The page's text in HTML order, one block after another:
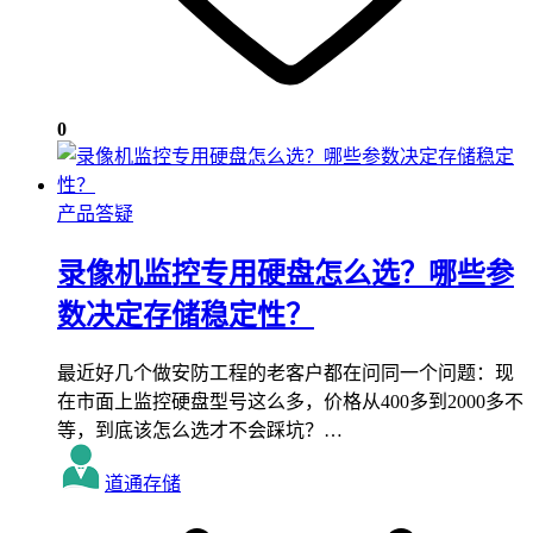
0
产品答疑
录像机监控专用硬盘怎么选？哪些参
数决定存储稳定性？
最近好几个做安防工程的老客户都在问同一个问题：现
在市面上监控硬盘型号这么多，价格从400多到2000多不
等，到底该怎么选才不会踩坑？…
道通存储